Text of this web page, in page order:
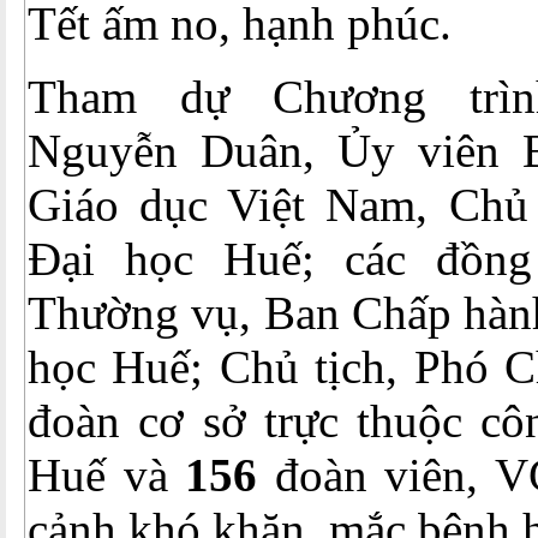
Tết ấm no, hạnh phúc.
Tham dự Chương
Nguyễn Duân, Ủy viên
Giáo dục Việt Nam,
Đại học Huế; các
Thường vụ, Ban Chấp
học Huế; Chủ tịch, Phó
đoàn cơ sở trực thuộc
Huế và 156 đoàn viên,